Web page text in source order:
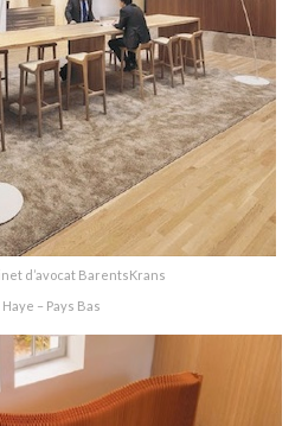
d’avocat BarentsKrans
Haye – Pays Bas